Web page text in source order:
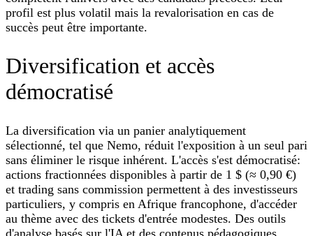
profil est plus volatil mais la revalorisation en cas de
succès peut être importante.
Diversification et accès
démocratisé
La diversification via un panier analytiquement
sélectionné, tel que Nemo, réduit l'exposition à un seul pari
sans éliminer le risque inhérent. L'accès s'est démocratisé:
actions fractionnées disponibles à partir de 1 $ (≈ 0,90 €)
et trading sans commission permettent à des investisseurs
particuliers, y compris en Afrique francophone, d'accéder
au thème avec des tickets d'entrée modestes. Des outils
d'analyse basés sur l'IA et des contenus pédagogiques